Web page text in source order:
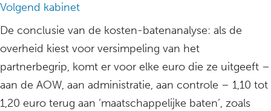
Volgend kabinet
De conclusie van de kosten-batenanalyse: als de
overheid kiest voor versimpeling van het
partnerbegrip, komt er voor elke euro die ze uitgeeft –
aan de AOW, aan administratie, aan controle – 1,10 tot
1,20 euro terug aan ‘maatschappelijke baten’, zoals